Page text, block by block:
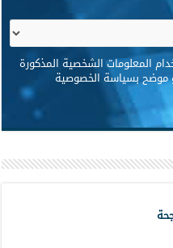
المعلومات الشخصية المذكورة
موضح بسياسة الخصوصية